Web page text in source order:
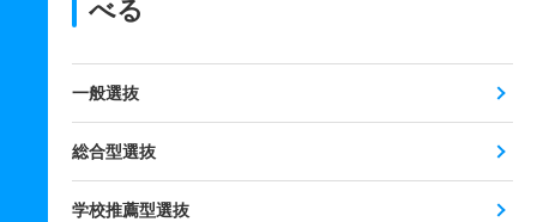
べる
一般選抜
総合型選抜
学校推薦型選抜